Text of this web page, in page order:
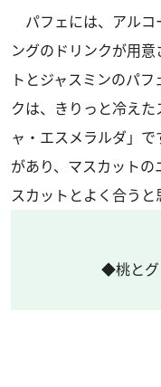
パフェには、アルコ
ングのドリンクが用
トとジャスミンのパ
クは、きりっと冷え
ャ・エスメラルダ」
があり、マスカット
スカットとよく合うと
◆桃とグ